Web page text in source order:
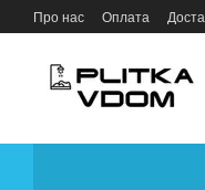
Перейти до основного
Про нас Оплата